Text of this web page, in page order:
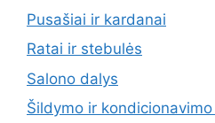
Pusašiai ir kardanai
Ratai ir stebulės
Salono dalys
Šildymo ir